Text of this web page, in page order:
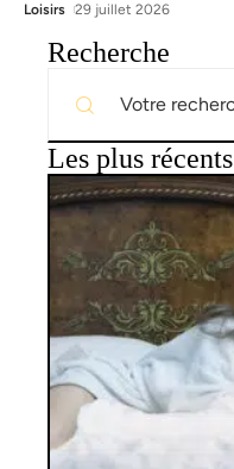
Loisirs 29 juillet 2026
Recherche
Les plus récents